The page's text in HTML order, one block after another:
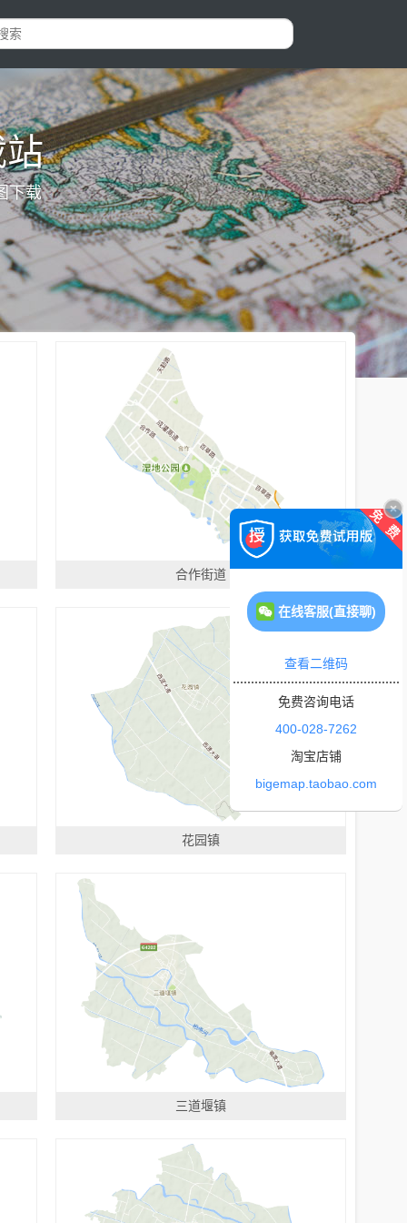
下载
合作街道
花园镇
三道堰镇
在线客服(直接聊)
查看二维码
免费咨询电话
400-028-7262
淘宝店铺
bigemap.taobao.com